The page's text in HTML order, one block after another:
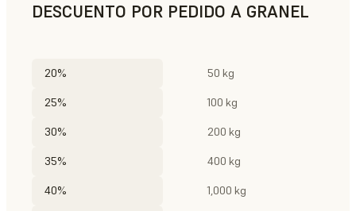
DESCUENTO POR PEDIDO A GRANEL
20% 50 kg
25% 100 kg
30% 200 kg
35% 400 kg
40% 1,000 kg